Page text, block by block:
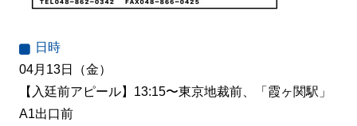
日時
04月13日（金）
【入廷前アピール】13:15〜東京地裁前、「霞ヶ関駅」
A1出口前